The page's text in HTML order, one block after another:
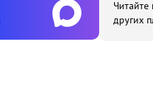
Читайте
других